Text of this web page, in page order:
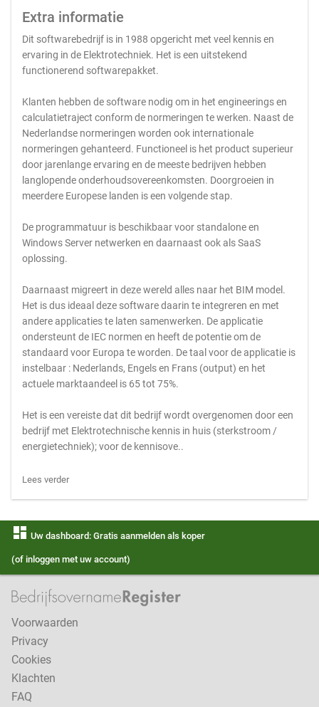
Extra informatie
Dit softwarebedrijf is in 1988 opgericht met veel kennis en
ervaring in de Elektrotechniek. Het is een uitstekend
functionerend softwarepakket.
Klanten hebben de software nodig om in het engineerings en
calculatietraject conform de normeringen te werken. Naast de
Nederlandse normeringen worden ook internationale
normeringen gehanteerd. Functioneel is het product superieur
door jarenlange ervaring en de meeste bedrijven hebben
langlopende onderhoudsovereenkomsten. Doorgroeien in
meerdere Europese landen is een volgende stap.
De programmatuur is beschikbaar voor standalone en
Windows Server netwerken en daarnaast ook als SaaS
oplossing.
Daarnaast migreert in deze wereld alles naar het BIM model.
Het is dus ideaal deze software daarin te integreren en met
andere applicaties te laten samenwerken. De applicatie
ondersteunt de IEC normen en heeft de potentie om de
standaard voor Europa te worden. De taal voor de applicatie is
instelbaar : Nederlands, Engels en Frans (output) en het
actuele marktaandeel is 65 tot 75%.
Het is een vereiste dat dit bedrijf wordt overgenomen door een
bedrijf met Elektrotechnische kennis in huis (sterkstroom /
energietechniek); voor de kennisove..
Lees verder
dashboard Uw dashboard: Gratis aanmelden als koper
(of inloggen met uw account)
Voorwaarden
Privacy
Cookies
Klachten
FAQ